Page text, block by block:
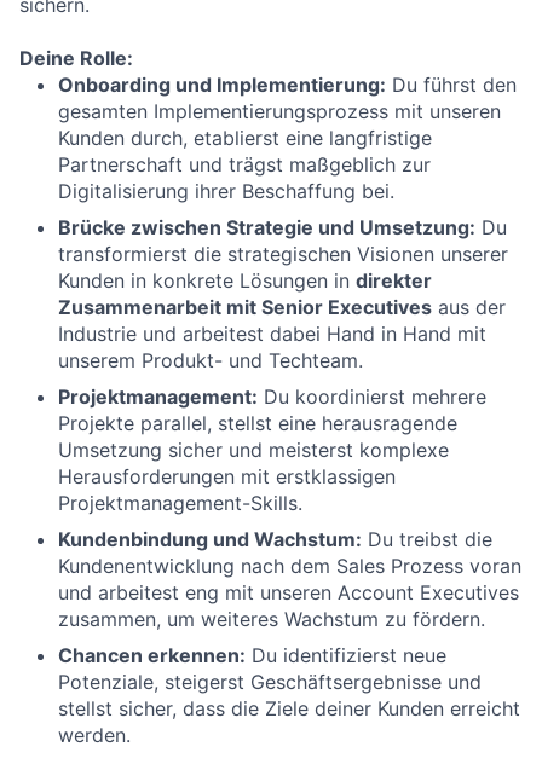
sichern.
Deine Rolle:
Onboarding und Implementierung: Du führst den
gesamten Implementierungsprozess mit unseren
Kunden durch, etablierst eine langfristige
Partnerschaft und trägst maßgeblich zur
Digitalisierung ihrer Beschaffung bei.
Brücke zwischen Strategie und Umsetzung: Du
transformierst die strategischen Visionen unserer
Kunden in konkrete Lösungen in direkter
Zusammenarbeit mit Senior Executives aus der
Industrie und arbeitest dabei Hand in Hand mit
unserem Produkt- und Techteam.
Projektmanagement: Du koordinierst mehrere
Projekte parallel, stellst eine herausragende
Umsetzung sicher und meisterst komplexe
Herausforderungen mit erstklassigen
Projektmanagement-Skills.
Kundenbindung und Wachstum: Du treibst die
Kundenentwicklung nach dem Sales Prozess voran
und arbeitest eng mit unseren Account Executives
zusammen, um weiteres Wachstum zu fördern.
Chancen erkennen: Du identifizierst neue
Potenziale, steigerst Geschäftsergebnisse und
stellst sicher, dass die Ziele deiner Kunden erreicht
werden.